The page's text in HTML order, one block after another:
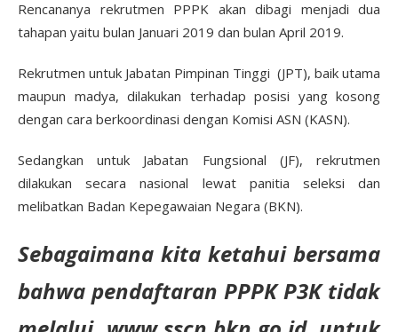
Rencananya rekrutmen PPPK akan dibagi menjadi dua
tahapan yaitu bulan Januari 2019 dan bulan April 2019.
Rekrutmen untuk Jabatan Pimpinan Tinggi (JPT), baik utama
maupun madya, dilakukan terhadap posisi yang kosong
dengan cara berkoordinasi dengan Komisi ASN (KASN).
Sedangkan untuk Jabatan Fungsional (JF), rekrutmen
dilakukan secara nasional lewat panitia seleksi dan
melibatkan Badan Kepegawaian Negara (BKN).
Sebagaimana kita ketahui bersama
bahwa pendaftaran PPPK P3K tidak